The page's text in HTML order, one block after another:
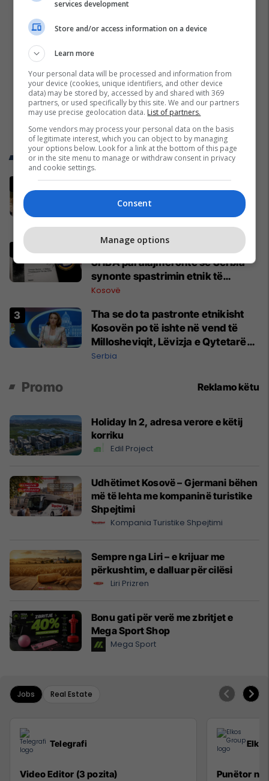
Trend Telegrafi
Prania e shtuar e gjarpërinjve në
Vitia
Dokumenti i CIA-s: Në vitin 1993
SHBA paralajmëronte se Serbia
synonte spastrimin etnik të
Kosovës dhe destabilizimin e
Kosovë
Tha se do ta pastronte etnikisht
Kosovën po të ishte në vend të
Millosheviqit, Lëvizja e Qytetarëve
të Lirë në Serbi kërkon shkarkimin
Serbia
Promo Reklamo këtu
Holiday In 2, adresa verore e këtij
korriku
Edil Project
Udhëtimet Kosovë – Gjermani bëhen
më të lehta me kompaninë turistike
Shpejtimi
Kompania Turistike Shpejtimi
Sempre nga Liri – e krijuar me
përkushtim, e dalluar për cilësi
Liri Prizren
Bonu gati për verë me zbritjet e
Mega Sport Shop
Mega Sport
Jobs Real Estate
Telegrafi
Video Editor (3 pozita) Punëtor në
services development
Store and/or access information on a device
Learn more
Your personal data will be processed and information from
your device (cookies, unique identifiers, and other device
data) may be stored by, accessed by and shared with 369
partners, or used specifically by this site. We and our partners
may use precise geolocation data. List of partners.
Some vendors may process your personal data on the basis
of legitimate interest, which you can object to by managing
your options below. Look for a link at the bottom of this page
or in the site menu to manage or withdraw consent in privacy
and cookie settings.
Consent
Manage options